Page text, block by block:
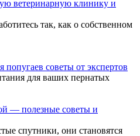
ветеринарную клинику и
так, как о собственном
советы от экспертов
для ваших пернатых
— полезные советы и
спутники, они становятся